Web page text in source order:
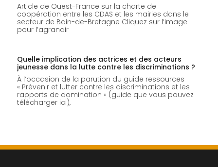
Article de Ouest-France sur la charte de
coopération entre les CDAS et les mairies dans le
secteur de Bain-de-Bretagne Cliquez sur l’image
pour l’agrandir
Quelle implication des actrices et des acteurs
jeunesse dans la lutte contre les discriminations ?
À l’occasion de la parution du guide ressources
« Prévenir et lutter contre les discriminations et les
rapports de domination » (guide que vous pouvez
télécharger ici),